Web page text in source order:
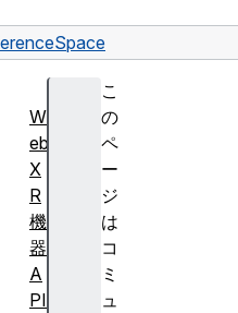
こ
の
ペ
ー
ジ
は
コ
ミ
ュ
W
eb
X
R
機
器
A
PI